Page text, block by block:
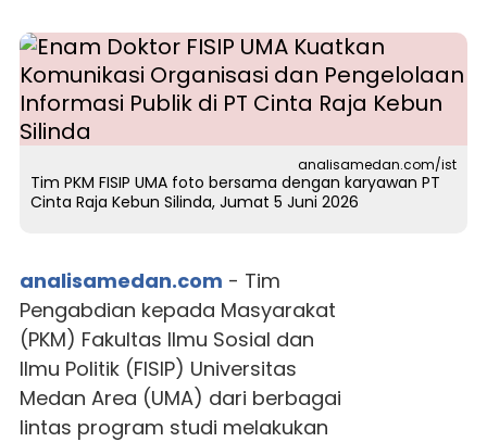
analisamedan.com/ist
Tim PKM FISIP UMA foto bersama dengan karyawan PT
Cinta Raja Kebun Silinda, Jumat 5 Juni 2026
analisamedan.com - Tim
Pengabdian kepada Masyarakat
(PKM) Fakultas Ilmu Sosial dan
Ilmu Politik (FISIP) Universitas
Medan Area (UMA) dari berbagai
lintas program studi melakukan